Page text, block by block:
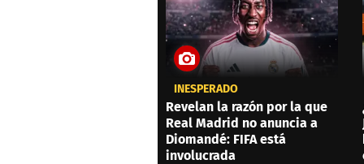
INESPERADO
Revelan la razón por la que
Real Madrid no anuncia a
Diomandé: FIFA está
involucrada